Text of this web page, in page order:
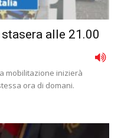
alle 21.00
mobilitazione inizierà
ora di domani.